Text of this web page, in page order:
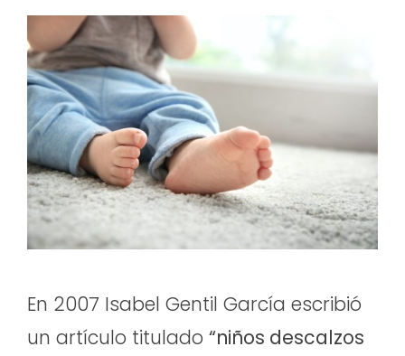
En 2007 Isabel Gentil García escribió
un artículo titulado “niños descalzos